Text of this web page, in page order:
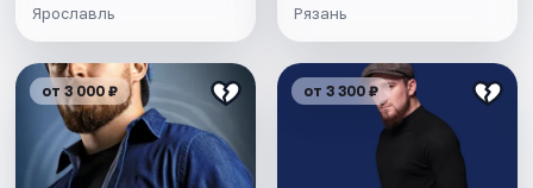
Ярославль Рязань
от 3 000 ₽ от 3 300 ₽